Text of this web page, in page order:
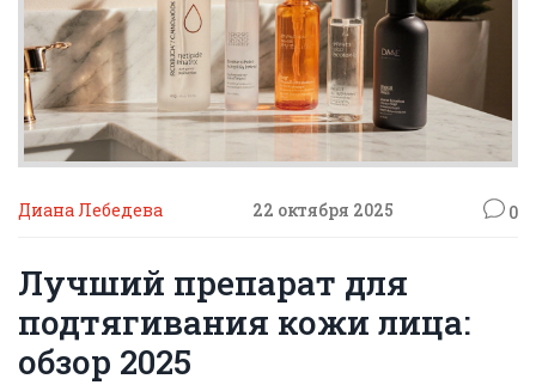
Диана Лебедева 22 октября 2025 0
Лучший препарат для
подтягивания кожи лица:
обзор 2025